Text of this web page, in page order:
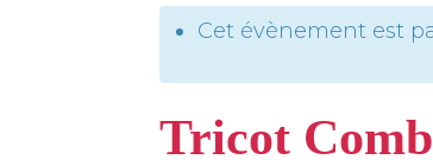
Cet évènement est
Tricot